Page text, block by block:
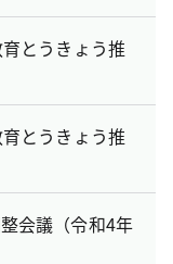
とうきょう推
とうきょう推
会議（令和4年